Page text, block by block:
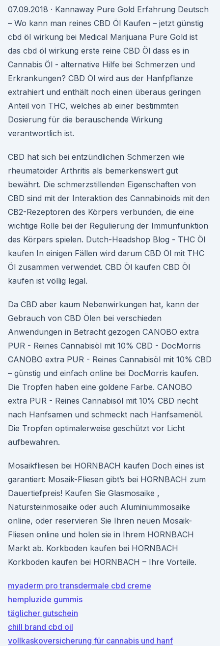
07.09.2018 · Kannaway Pure Gold Erfahrung Deutsch
– Wo kann man reines CBD Öl Kaufen – jetzt günstig
cbd öl wirkung bei Medical Marijuana Pure Gold ist
das cbd öl wirkung erste reine CBD Öl dass es in
Cannabis Öl - alternative Hilfe bei Schmerzen und
Erkrankungen? CBD Öl wird aus der Hanfpflanze
extrahiert und enthält noch einen überaus geringen
Anteil von THC, welches ab einer bestimmten
Dosierung für die berauschende Wirkung
verantwortlich ist.
CBD hat sich bei entzündlichen Schmerzen wie
rheumatoider Arthritis als bemerkenswert gut
bewährt. Die schmerzstillenden Eigenschaften von
CBD sind mit der Interaktion des Cannabinoids mit den
CB2-Rezeptoren des Körpers verbunden, die eine
wichtige Rolle bei der Regulierung der Immunfunktion
des Körpers spielen. Dutch-Headshop Blog - THC Öl
kaufen In einigen Fällen wird darum CBD Öl mit THC
Öl zusammen verwendet. CBD Öl kaufen CBD Öl
kaufen ist völlig legal.
Da CBD aber kaum Nebenwirkungen hat, kann der
Gebrauch von CBD Ölen bei verschieden
Anwendungen in Betracht gezogen CANOBO extra
PUR - Reines Cannabisöl mit 10% CBD - DocMorris
CANOBO extra PUR - Reines Cannabisöl mit 10% CBD
– günstig und einfach online bei DocMorris kaufen.
Die Tropfen haben eine goldene Farbe. CANOBO
extra PUR - Reines Cannabisöl mit 10% CBD riecht
nach Hanfsamen und schmeckt nach Hanfsamenöl.
Die Tropfen optimalerweise geschützt vor Licht
aufbewahren.
Mosaikfliesen bei HORNBACH kaufen Doch eines ist
garantiert: Mosaik-Fliesen gibt’s bei HORNBACH zum
Dauertiefpreis! Kaufen Sie Glasmosaike ,
Natursteinmosaike oder auch Aluminiummosaike
online, oder reservieren Sie Ihren neuen Mosaik-
Fliesen online und holen sie in Ihrem HORNBACH
Markt ab. Korkboden kaufen bei HORNBACH
Korkboden kaufen bei HORNBACH – Ihre Vorteile.
myaderm pro transdermale cbd creme
hempluzide gummis
täglicher gutschein
chill brand cbd oil
vollkaskoversicherung für cannabis und hanf